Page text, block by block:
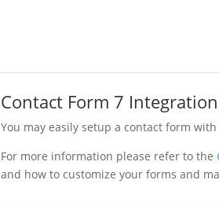
Contact Form 7 Integration
You may easily setup a contact form
For more information please refer to the
and how to customize your forms and